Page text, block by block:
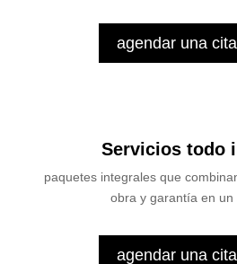
agendar una
Servicios todo
paquetes integrales que
obra y garantía en un
agendar una